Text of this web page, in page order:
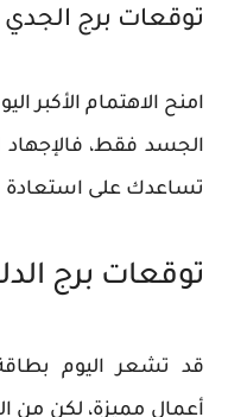
توقعات برج
امنح الاهتمام الأكبر
الجسد فقط،
تساعدك على استعادة
توقعات برج
قد تشعر اليوم
أعمال مميزة، لكن من